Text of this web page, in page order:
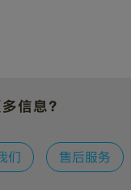
信息？
们 售后服务